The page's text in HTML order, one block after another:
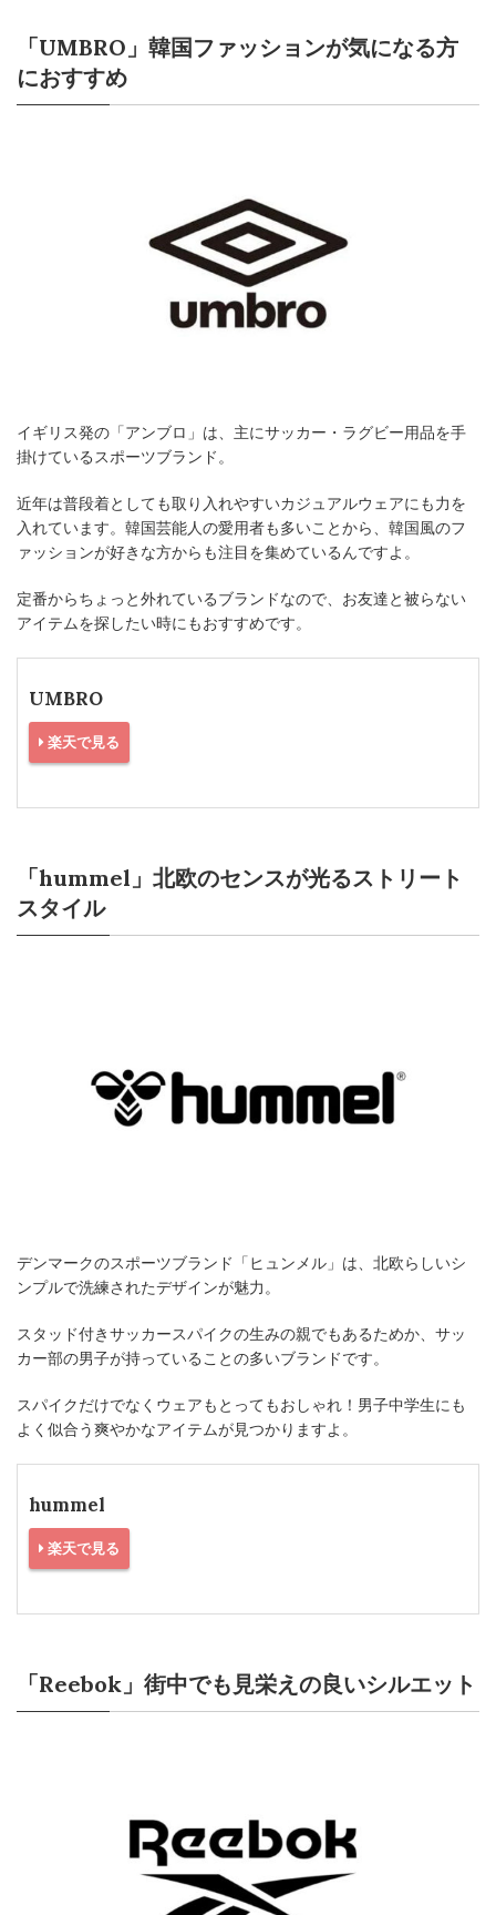
「UMBRO」韓国ファッションが気になる方
におすすめ
イギリス発の「アンブロ」は、主にサッカー・ラグビー用品を手
掛けているスポーツブランド。
近年は普段着としても取り入れやすいカジュアルウェアにも力を
入れています。韓国芸能人の愛用者も多いことから、韓国風のフ
ァッションが好きな方からも注目を集めているんですよ。
定番からちょっと外れているブランドなので、お友達と被らない
アイテムを探したい時にもおすすめです。
UMBRO
楽天で見る
「hummel」北欧のセンスが光るストリート
スタイル
デンマークのスポーツブランド「ヒュンメル」は、北欧らしいシ
ンプルで洗練されたデザインが魅力。
スタッド付きサッカースパイクの生みの親でもあるためか、サッ
カー部の男子が持っていることの多いブランドです。
スパイクだけでなくウェアもとってもおしゃれ！男子中学生にも
よく似合う爽やかなアイテムが見つかりますよ。
hummel
楽天で見る
「Reebok」街中でも見栄えの良いシルエット